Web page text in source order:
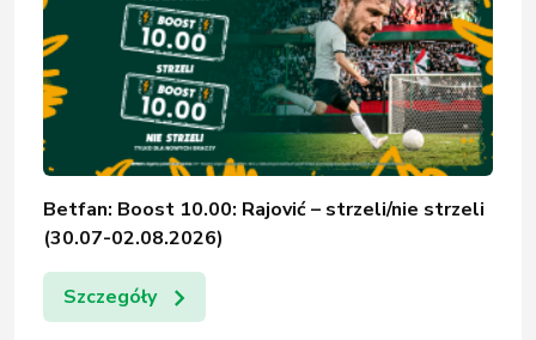
Betfan: Boost 10.00: Rajović – strzeli/nie strzeli
(30.07-02.08.2026)
Szczegóły